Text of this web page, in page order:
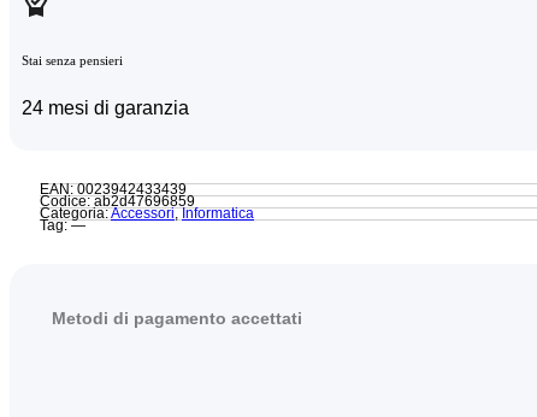
Stai senza pensieri
24 mesi di garanzia
EAN: 0023942433439
Codice: ab2d47696859
Categoria:Accessori,Informatica
Tag: —
Metodi di pagamento accettati